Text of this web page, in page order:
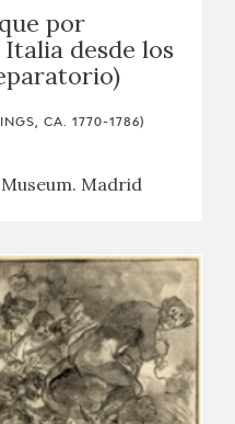
por
desde los
CA. 1770-1786)
Madrid